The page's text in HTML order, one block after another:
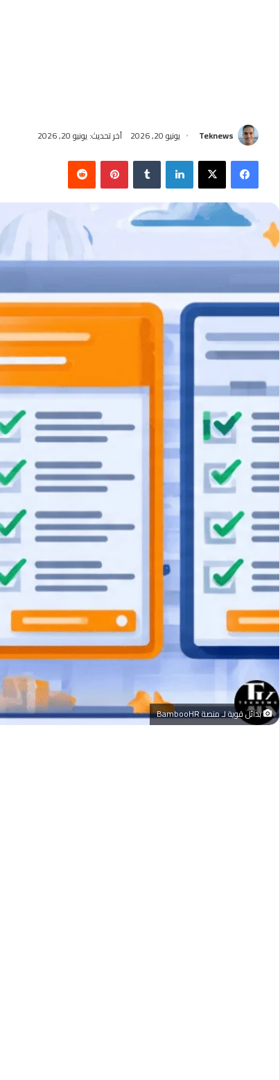
Teknews يونيو 20, 2026 آخر تحديث: يونيو 20, 2026
فيسبوك لينكدإن بينتيريست
بدائل قوية لـ منصة BambooHR